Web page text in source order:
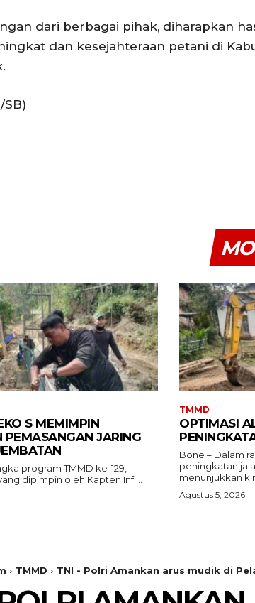
dari berbagai pihak, diharapkan
dan kesejahteraan petani di
SB)
S MEMIMPIN
PEMASANGAN JARING
program TMMD ke-129,
dipimpin oleh Kapten Inf....
TMMD
OPTIMASI
Bone – Dalam
peningkatan
menunjukkan
Agustus 5, 2026